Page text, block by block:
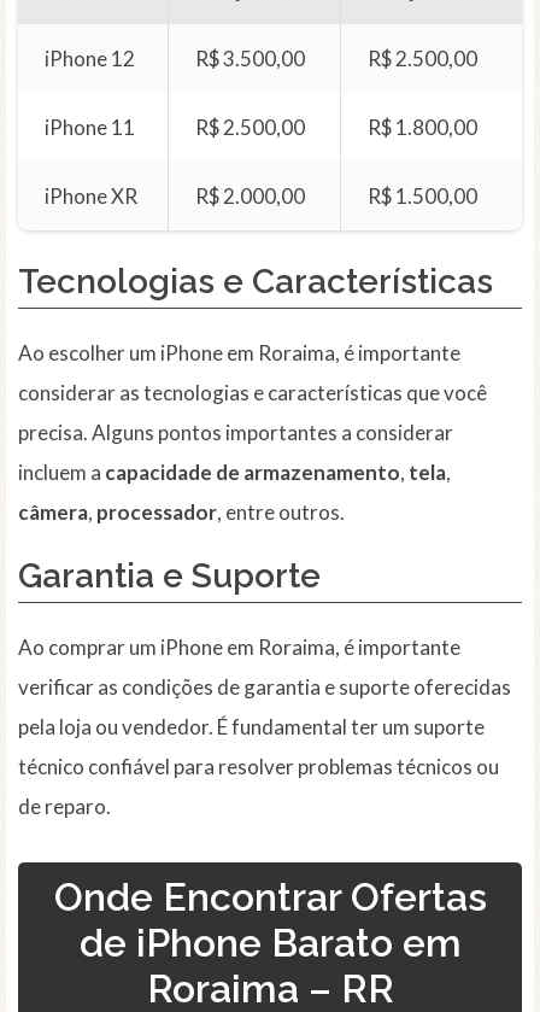
iPhone 12 R$ 3.500,00 R$ 2.500,00
iPhone 11 R$ 2.500,00 R$ 1.800,00
iPhone XR R$ 2.000,00 R$ 1.500,00
Tecnologias e Características
Ao escolher um iPhone em Roraima, é importante
considerar as tecnologias e características que você
precisa. Alguns pontos importantes a considerar
incluem a capacidade de armazenamento, tela,
câmera, processador, entre outros.
Garantia e Suporte
Ao comprar um iPhone em Roraima, é importante
verificar as condições de garantia e suporte oferecidas
pela loja ou vendedor. É fundamental ter um suporte
técnico confiável para resolver problemas técnicos ou
de reparo.
Onde Encontrar Ofertas
de iPhone Barato em
Roraima – RR